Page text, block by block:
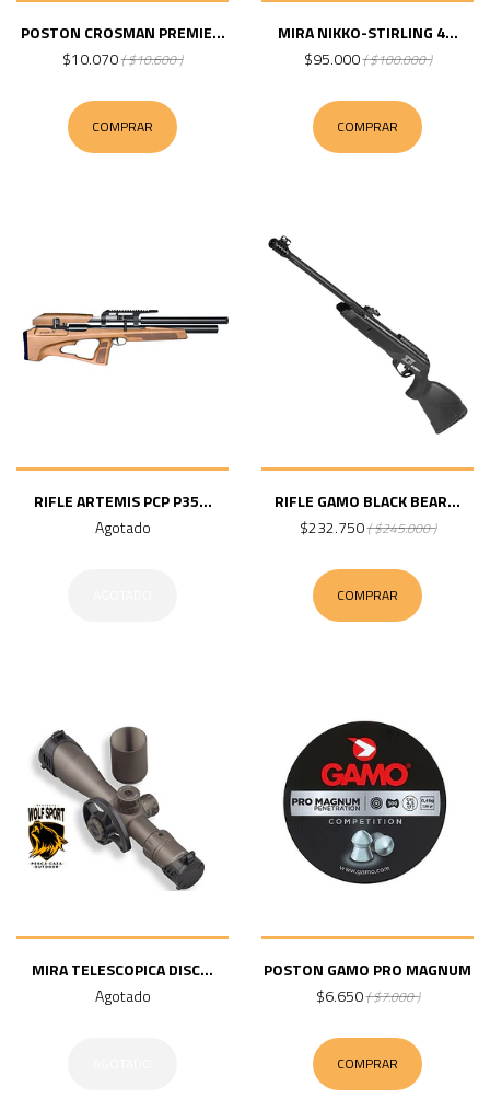
POSTON CROSMAN PREMIE...
$10.070( $10.600 )
COMPRAR
MIRA NIKKO-STIRLING 4...
$95.000( $100.000 )
COMPRAR
RIFLE ARTEMIS PCP P35...
Agotado
RIFLE GAMO BLACK BEAR...
$232.750( $245.000 )
COMPRAR
MIRA TELESCOPICA DISC...
Agotado
POSTON GAMO PRO MAGNUM
$6.650( $7.000 )
COMPRAR